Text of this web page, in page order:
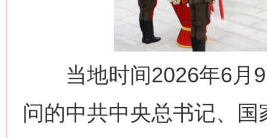
当地时间2026年6月9
问的中共中央总书记、